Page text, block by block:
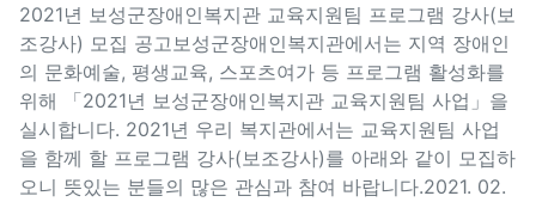
새창으로 보기
2021년 보성군장애인복지관 교육지원팀 프로그램 강사(보
조강사) 모집 공고보성군장애인복지관에서는 지역 장애인
의 문화예술, 평생교육, 스포츠여가 등 프로그램 활성화를
위해 「2021년 보성군장애인복지관 교육지원팀 사업」을
실시합니다. 2021년 우리 복지관에서는 교육지원팀 사업
을 함께 할 프로그램 강사(보조강사)를 아래와 같이 모집하
오니 뜻있는 분들의 많은 관심과 참여 바랍니다.2021. 02.